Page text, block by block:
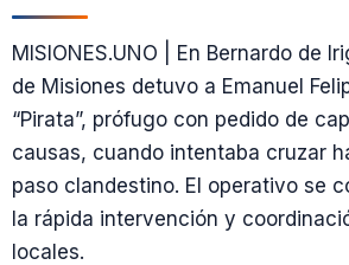
MISIONES.UNO | En Bernardo de
de Misiones detuvo a Emanuel
“Pirata”, prófugo con pedido de
causas, cuando intentaba cruzar
paso clandestino. El operativo se
la rápida intervención y
locales.